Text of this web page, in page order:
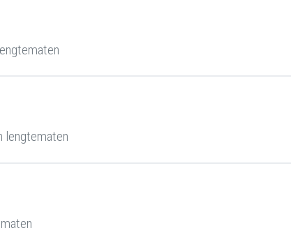
lengtematen